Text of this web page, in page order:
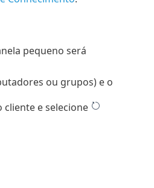
pequeno será
ou grupos) e o
e selecione